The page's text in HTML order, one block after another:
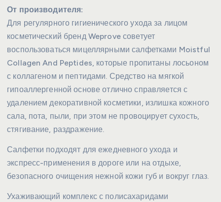
От производителя:
Для регулярного гигиенического ухода за лицом
косметический бренд Weprove советует
воспользоваться мицеллярными салфетками Moistful
Collagen And Peptides, которые пропитаны лосьоном
с коллагеном и пептидами. Средство на мягкой
гипоаллергенной основе отлично справляется с
удалением декоративной косметики, излишка кожного
сала, пота, пыли, при этом не провоцирует сухость,
стягивание, раздражение.
Салфетки подходят для ежедневного ухода и
экспресс-применения в дороге или на отдыхе,
безопасного очищения нежной кожи губ и вокруг глаз.
Ухаживающий комплекс с полисахаридами